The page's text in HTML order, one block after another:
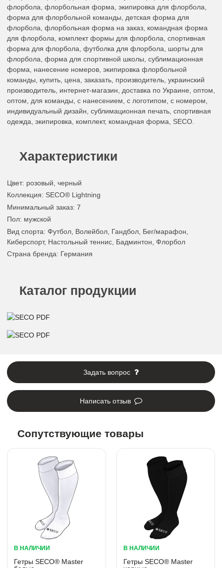
флорбола, флорбольная форма, экипировка для флорбола,
форма для флорбольной команды, детская форма для
флорбола, флорбольная форма на заказ, командная форма
для флорбола, комплект формы для флорбола, спортивная
форма для флорбола, футболка для флорбола, шорты для
флорбола, форма для спортивной школы, сублимационная
форма, нанесение номеров, экипировка флорбольной
команды, купить, цена, заказать, производитель, украинский
производитель, интернет-магазин, доставка по Украине, оптом,
оптом, для команды, с нанесением, с логотипом, с номером,
индивидуальный дизайн, сублимационная печать, спортивная
одежда, экипировка, комплект, командная форма, SECO.
Характеристики
Цвет: розовый черный
Коллекция: SECO® Lightning
Минимальный заказ: 7
Пол: мужской
Вид спорта: Футбол, Волейбол, Гандбол, Бег/марафон,
Киберспорт, Настольный теннис, Бадминтон, Флорбол
Страна бренда: Германия
Каталог продукции
Задать вопрос
Написать отзыв
Сопутствующие товары
В НАЛИЧИИ
Гетры SECO® Master
В НАЛИЧИИ
Гетры SECO® Master